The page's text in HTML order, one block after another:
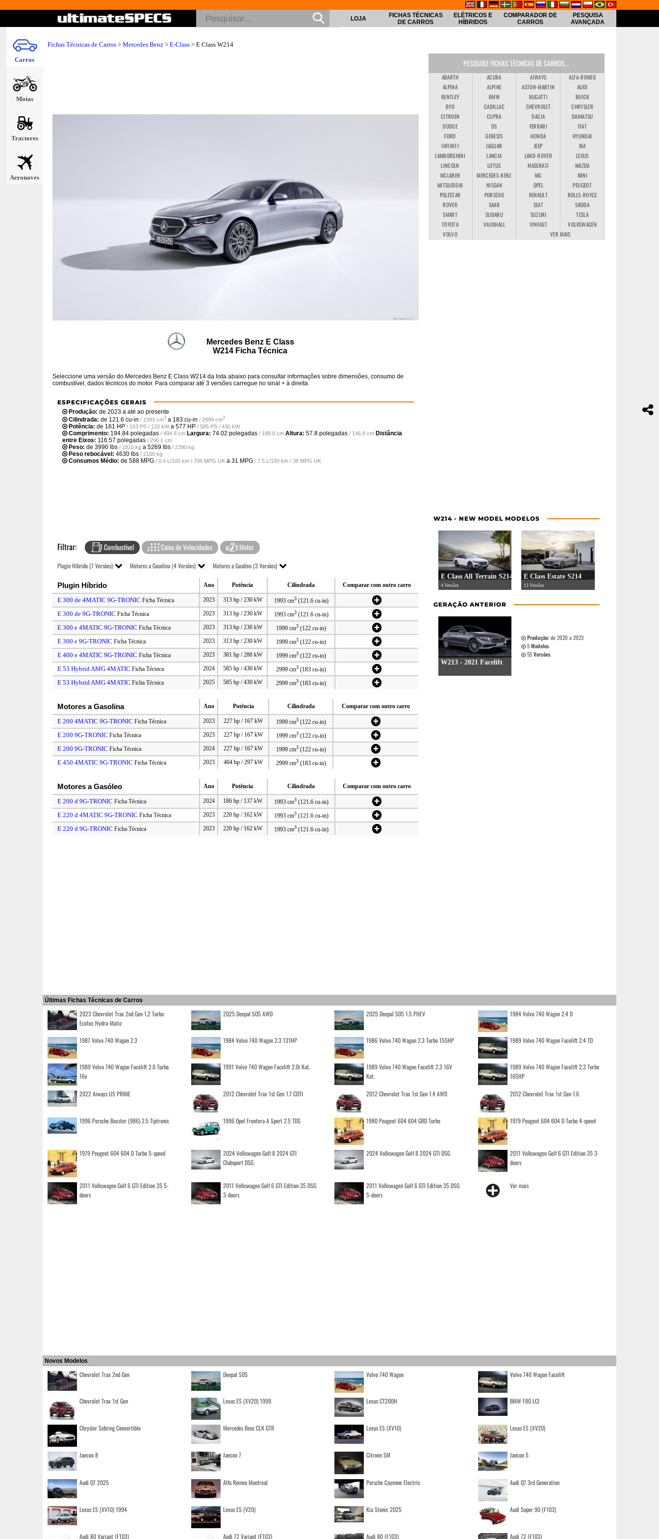
Carros
Motas
Tractores
Aeronaves
LOJA
FICHAS TÉCNICAS
DE CARROS
ELÉTRICOS E
HÍBRIDOS
COMPARADOR DE
CARROS
PESQUISA
AVANÇADA
Fichas Técnicas de Carros > Mercedes Benz > E-Class > E Class W214
Mercedes Benz E Class
W214 Ficha Técnica
Seleccione uma versão do Mercedes Benz E Class W214 da lista abaixo para consultar informações sobre dimensões, consumo de
combustível, dados técnicos do motor. Para comparar até 3 versões carregue no sinal + à direita.
ESPECIFICAÇÕES GERAIS
Produção: de 2023 a até ao presente
Cilindrada: de 121.6 cu-in / 1993 cm3 a 183 cu-in / 2999 cm3
Potência: de 161 HP / 163 PS / 120 kWa 577 HP / 585 PS / 430 kW
Comprimento: 194.84 polegadas / 494.9 cm Largura: 74.02 polegadas / 188.0 cm Altura: 57.8 polegadas / 146.8 cm Distância
entre Eixos: 116.57 polegadas / 296.1 cm
Peso: de 3990 lbs / 1810 kg a 5269 lbs / 2390 kg
Peso rebocável: 4630 lbs / 2100 kg
Consumos Médio: de 588 MPG / 0.4 L/100 km / 706 MPG UK a 31 MPG / 7.5 L/100 km / 38 MPG UK
Filtrar: Combustível Caixa de Velocidades Motor
Plugin Híbrido (7 Versões) Motores a Gasolina (4 Versões) Motores a Gasóleo (3 Versões)
Plugin Híbrido Ano Potência Cilindrada Comparar com outro carro
E 300 de 4MATIC 9G-TRONIC Ficha Técnica 2023 313 hp / 230 kW 1993 cm3(121.6 cu-in)
E 300 de 9G-TRONIC Ficha Técnica 2023 313 hp / 230 kW 1993 cm3(121.6 cu-in)
E 300 e 4MATIC 9G-TRONIC Ficha Técnica 2023 313 hp / 230 kW 1999 cm3 (122 cu-in)
E 300 e 9G-TRONIC Ficha Técnica 2023 313 hp / 230 kW 1999 cm3 (122 cu-in)
E 400 e 4MATIC 9G-TRONIC Ficha Técnica 2023 381 hp / 280 kW 1999 cm3 (122 cu-in)
E 53 Hybrid AMG 4MATIC Ficha Técnica 2024 585 hp / 430 kW 2999 cm3 (183 cu-in)
E 53 Hybrid AMG 4MATIC Ficha Técnica 2025 585 hp / 430 kW 2999 cm3 (183 cu-in)
Motores a Gasolina Ano Potência Cilindrada Comparar com outro carro
E 200 4MATIC 9G-TRONIC Ficha Técnica 2023 227 hp / 167 kW 1999 cm3(122 cu-in)
E 200 9G-TRONIC Ficha Técnica 2023 227 hp / 167 kW 1999 cm3(122 cu-in)
E 200 9G-TRONIC Ficha Técnica 2024 227 hp / 167 kW 1999 cm3(122 cu-in)
E 450 4MATIC 9G-TRONIC Ficha Técnica 2023 404 hp / 297 kW 2999 cm3(183 cu-in)
Motores a Gasóleo Ano Potência Cilindrada Comparar com outro carro
E 200 d 9G-TRONIC Ficha Técnica 2024 186 hp / 137 kW 1993 cm3(121.6 cu-in)
E 220 d 4MATIC 9G-TRONIC Ficha Técnica 2023 220 hp / 162 kW 1993 cm3(121.6 cu-in)
E 220 d 9G-TRONIC Ficha Técnica 2023 220 hp / 162 kW 1993 cm3(121.6 cu-in)
PESQUISE FICHAS TÉCNICAS DE CARROS...
ABARTH ACURA AIWAYS
ALFA-ROMEO
ALPINA
ALPINE ASTON-MARTIN
AUDI
BENTLEY
BMW BUGATTI
BUICK
BYD
CADILLAC CHEVROLET
CHRYSLER
CITROEN
CUPRA DACIA
DAIHATSU
DODGE
DS FERRARI
FIAT
FORD
GENESIS HONDA
HYUNDAI
INFINITI
JAGUAR JEEP
KIA
LAMBORGHINI
LANCIA LAND-ROVER
LEXUS
LINCOLN
LOTUS MASERATI
MAZDA
MCLAREN
MERCEDES-BENZ MG
MINI
MITSUBISHI
NISSAN OPEL
PEUGEOT
POLESTAR
PORSCHE RENAULT
ROLLS-ROYCE
ROVER
SAAB SEAT
SKODA
SMART
SUBARU SUZUKI
TESLA
TOYOTA
VAUXHALL VINFAST
VOLKSWAGEN
VOLVO
VER MAIS
W214 - NEW MODEL MODELOS
E Class All Terrain S214
4 Versões
E Class Estate S214
13 Versões
GERAÇÃO ANTERIOR
W213 - 2021 Facelift
Produção:de 2020 a 2023
5Modelos
55Versões
Últimas Fichas Técnicas de Carros
2023 Chevrolet Trax 2nd Gen 1.2 Turbo
Ecotec Hydra-Matic
2025 Deepal S05 AWD 2025 Deepal S05 1.5 PHEV 1984 Volvo 740 Wagon 2.4 D
1987 Volvo 740 Wagon 2.3 1984 Volvo 740 Wagon 2.3 131HP 1986 Volvo 740 Wagon 2.3 Turbo 155HP 1989 Volvo 740 Wagon Facelift 2.4 TD
1989 Volvo 740 Wagon Facelift 2.0 Turbo
16v
1991 Volvo 740 Wagon Facelift 2.0i Kat.
1989 Volvo 740 Wagon Facelift 2.3 16V
Kat.
1989 Volvo 740 Wagon Facelift 2.3 Turbo
165HP
2022 Aiways U5 PRIME 2012 Chevrolet Trax 1st Gen 1.7 CDTI 2012 Chevrolet Trax 1st Gen 1.4 AWD 2012 Chevrolet Trax 1st Gen 1.6
1996 Porsche Boxster (986) 2.5 Tiptronic 1996 Opel Frontera A Sport 2.5 TDS 1980 Peugeot 604 604 GRD Turbo 1979 Peugeot 604 604 D Turbo 4-speed
1979 Peugeot 604 604 D Turbo 5-speed
2024 Volkswagen Golf 8 2024 GTI
Clubsport DSG
2024 Volkswagen Golf 8 2024 GTI DSG
2011 Volkswagen Golf 6 GTI Edition 35 3-
doors
2011 Volkswagen Golf 6 GTI Edition 35 5-
doors
2011 Volkswagen Golf 6 GTI Edition 35 DSG
3-doors
2011 Volkswagen Golf 6 GTI Edition 35 DSG
5-doors
Ver mais
Novos Modelos
Chevrolet Trax 2nd Gen Deepal S05 Volvo 740 Wagon Volvo 740 Wagon Facelift
Chevrolet Trax 1st Gen Lexus ES (XV20) 1999 Lexus CT200H BMW F80 LCI
Chrysler Sebring Convertible Mercedes Benz CLK GTR Lexus ES (XV10) Lexus ES (XV20)
Jaecoo 8 Jaecoo 7 Citroen SM Jaecoo 5
Audi Q7 2025 Alfa Romeo Montreal Porsche Cayenne Electric Audi Q7 3rd Generation
Lexus ES (XV10) 1994 Lexus ES (V20) Kia Stonic 2025 Audi Super 90 (F103)
Audi 80 Variant (F103) Audi 72 Variant (F103) Audi 80 (F103) Audi 72 (F103)